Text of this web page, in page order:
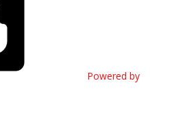
Powered by